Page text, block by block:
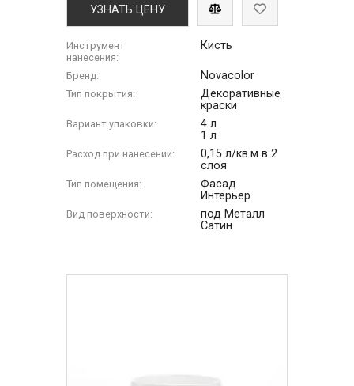
УЗНАТЬ ЦЕНУ
Инструмент
нанесения:
Кисть
Бренд: Novacolor
Тип покрытия:
Декоративные
краски
Вариант упаковки:
4 л
1 л
Расход при нанесении:
0,15 л/кв.м в 2
слоя
Тип помещения:
Фасад
Интерьер
Вид поверхности:
под Металл
Сатин